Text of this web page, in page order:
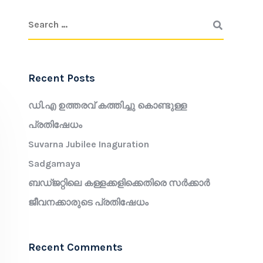
Recent Posts
ഡി.എ ഉത്തരവ് കത്തിച്ചു കൊണ്ടുള്ള
പ്രതിഷേധം
Suvarna Jubilee Inaguration
Sadgamaya
ബഡ്ജറ്റിലെ കള്ളക്കളിക്കെതിരെ സർക്കാർ
ജീവനക്കാരുടെ പ്രതിഷേധം
Recent Comments